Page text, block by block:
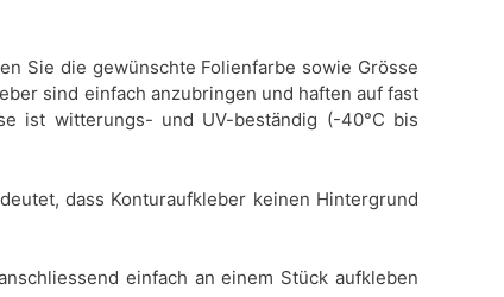
Sie die gewünschte Folienfarbe sowie Grösse
sind einfach anzubringen und haften auf fast
ist witterungs- und UV-beständig (-40°C bis
dass Konturaufkleber keinen Hintergrund
einfach an einem Stück aufkleben